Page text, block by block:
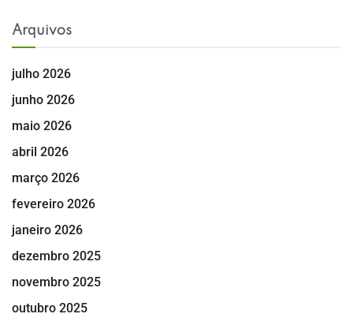
Arquivos
julho 2026
junho 2026
maio 2026
abril 2026
março 2026
fevereiro 2026
janeiro 2026
dezembro 2025
novembro 2025
outubro 2025